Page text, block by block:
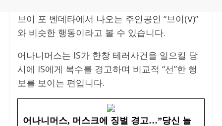
브이 포 벤데타에서 나오는 주인공인 “브이(V)”
와 비슷한 행동이라고 볼 수 있습니다.
어나니머스는 IS가 한창 테러사건을 일으킬 당
시에 IS에게 복수를 경고하며 비교적 “선”한 행
보를 보이는 편입니다.
어나니머스, 머스크에 징벌 경고…”당신 놀